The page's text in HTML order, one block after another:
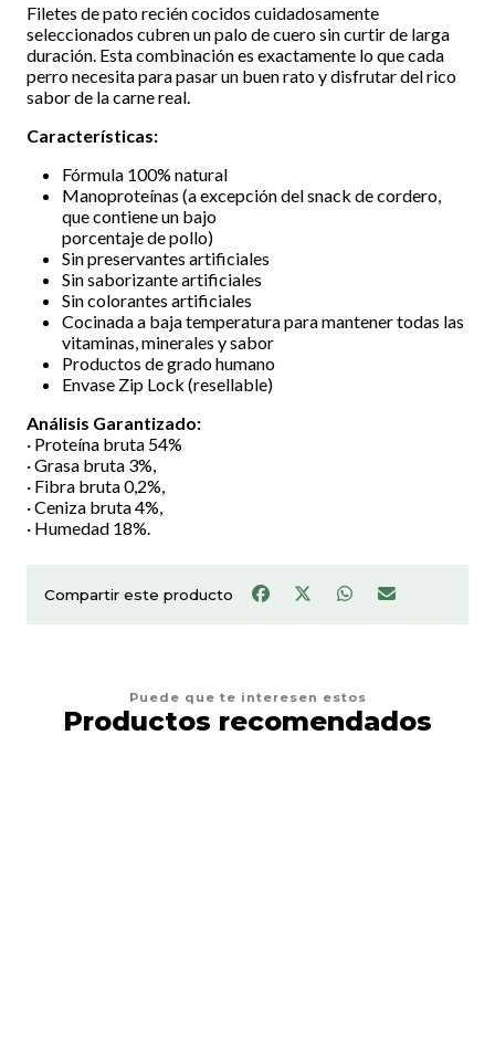
Filetes de pato recién cocidos cuidadosamente
seleccionados cubren un palo de cuero sin curtir de larga
duración. Esta combinación es exactamente lo que cada
perro necesita para pasar un buen rato y disfrutar del rico
sabor de la carne real.
Características:
Fórmula 100% natural
Manoproteínas (a excepción del snack de cordero,
que contiene un bajo
porcentaje de pollo)
Sin preservantes artificiales
Sin saborizante artificiales
Sin colorantes artificiales
Cocinada a baja temperatura para mantener todas las
vitaminas, minerales y sabor
Productos de grado humano
Envase Zip Lock (resellable)
Análisis Garantizado:
· Proteína bruta 54%
· Grasa bruta 3%,
· Fibra bruta 0,2%,
· Ceniza bruta 4%,
· Humedad 18%.
Compartir este producto
Puede que te interesen estos
Productos recomendados